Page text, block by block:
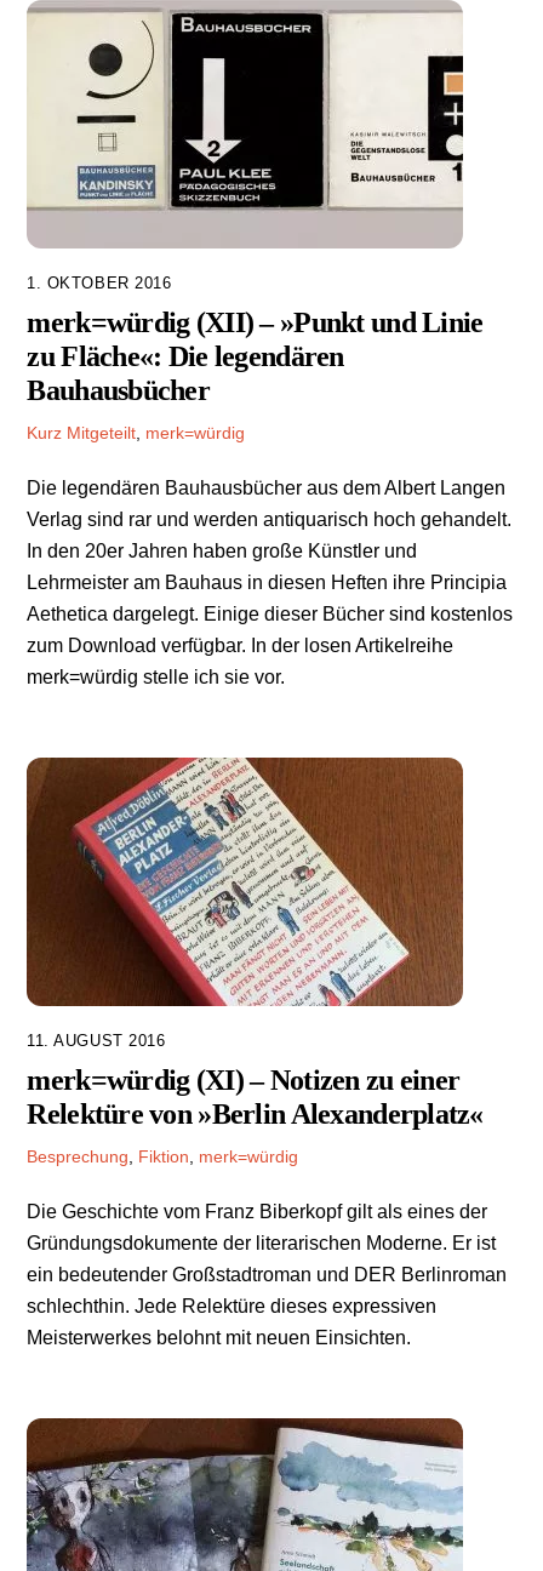
1. OKTOBER 2016
merk=würdig (XII) – »Punkt und Linie
zu Fläche«: Die legendären
Bauhausbücher
Kurz Mitgeteilt merk=würdig
Die legendären Bauhausbücher aus dem Albert Langen
Verlag sind rar und werden antiquarisch hoch gehandelt.
In den 20er Jahren haben große Künstler und
Lehrmeister am Bauhaus in diesen Heften ihre Principia
Aethetica dargelegt. Einige dieser Bücher sind kostenlos
zum Download verfügbar. In der losen Artikelreihe
merk=würdig stelle ich sie vor.
11. AUGUST 2016
merk=würdig (XI) – Notizen zu einer
Relektüre von »Berlin Alexanderplatz«
Besprechung Fiktion merk=würdig
Die Geschichte vom Franz Biberkopf gilt als eines der
Gründungsdokumente der literarischen Moderne. Er ist
ein bedeutender Großstadtroman und DER Berlinroman
schlechthin. Jede Relektüre dieses expressiven
Meisterwerkes belohnt mit neuen Einsichten.